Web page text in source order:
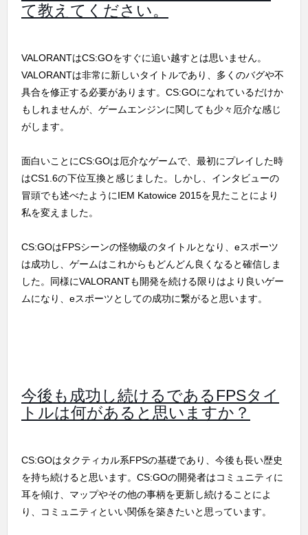
て教えてください。
VALORANTはCS:GOをすぐに追い越すとは思いません。
VALORANTは非常に新しいタイトルであり、多くのバグや不
具合を修正する必要があります。CS:GOになれているだけか
もしれませんが、ゲームエンジンに関しても少々厄介な感じ
がします。
面白いことにCS:GOは厄介なゲームで、最初にプレイした時
はCS1.6の下位互換と感じました。しかし、インタビューの
冒頭でも述べたようにIEM Katowice 2015を見たことにより
私を変えました。
CS:GOはFPSシーンの怪物級のタイトルとなり、eスポーツ
は成功し、ゲームはこれからもどんどん良くなると確信しま
した。同様にVALORANTも開発を続ける限りはより良いゲー
ムになり、eスポーツとしての成功に繋がると思います。
今後も成功し続けるであるFPSタイ
トルは何があると思いますか？
CS:GOはタクティカル系FPSの基礎であり、今後も長い歴史
を持ち続けると思います。CS:GOの開発者はコミュニティに
耳を傾け、マップやその他の事柄を更新し続けることによ
り、コミュニティといい関係を築きたいと思っています。